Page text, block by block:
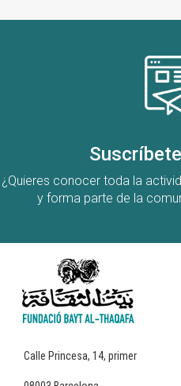
¿Quieres conocer toda la
y forma parte de la
Calle Princesa, 14, primer